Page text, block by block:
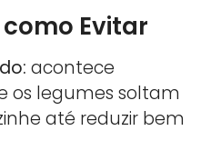
Evitar
acontece
os legumes soltam
até reduzir bem